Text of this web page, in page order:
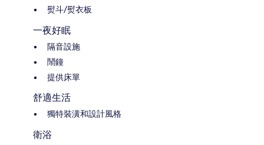
熨斗/熨衣板
一夜好眠
隔音設施
鬧鐘
提供床單
舒適生活
獨特裝潢和設計風格
衛浴